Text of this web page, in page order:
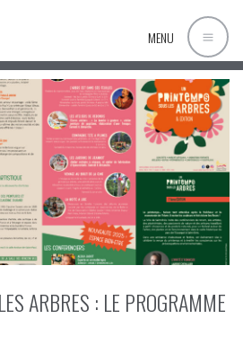
MENU
ARBRES : LE PROGRAMME